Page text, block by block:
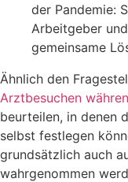
der Pandemie:
Arbeitgeber
gemeinsame
Ähnlich den
Arztbesuchen
beurteilen, in denen
selbst festlegen
grundsätzlich auch
wahrgenommen